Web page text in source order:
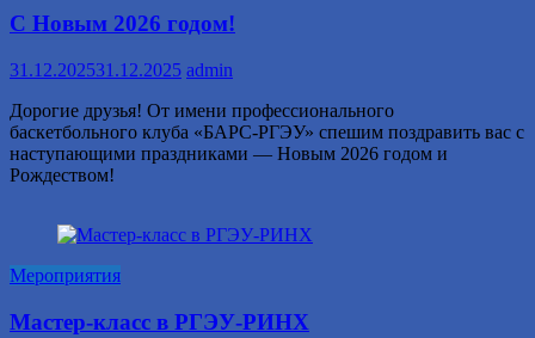
С Новым 2026 годом!
31.12.202531.12.2025 admin
Дорогие друзья! От имени профессионального
баскетбольного клуба «БАРС-РГЭУ» спешим поздравить вас с
наступающими праздниками — Новым 2026 годом и
Рождеством!
Мероприятия
Мастер-класс в РГЭУ-РИНХ